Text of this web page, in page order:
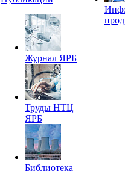
Журнал ЯРБ
Труды НТЦ
ЯРБ
Библиотека